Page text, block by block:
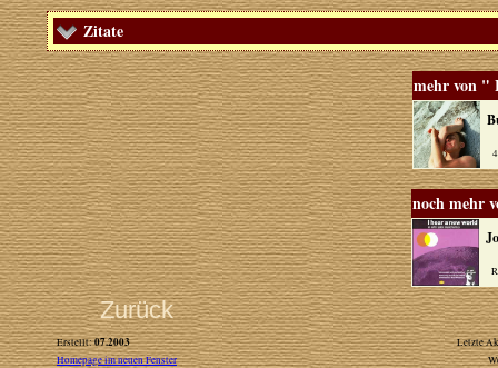
Zitate
mehr von "
noch mehr
Zurück
Erstellt:07.2003
Letzte
Homepage im neuen Fenster